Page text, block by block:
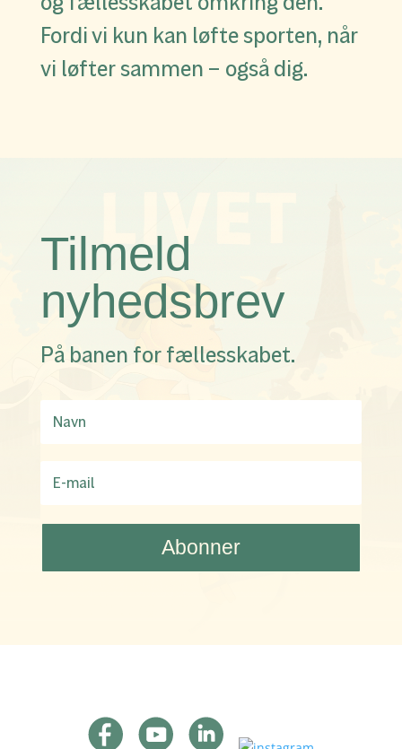
Fordi vi kun kan løfte sporten, når
vi løfter sammen – også dig.
Tilmeld
nyhedsbrev
På banen for fællesskabet.
Abonner